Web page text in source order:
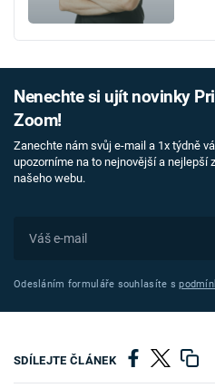
Nenechte si ujít novinky
Zoom!
Zanechte nám svůj e-mail a 1x týdně
upozorníme na to nejnovější a nejlepší z
našeho webu.
Odesláním formuláře souhlasíte s
SDÍLEJTE ČLÁNEK